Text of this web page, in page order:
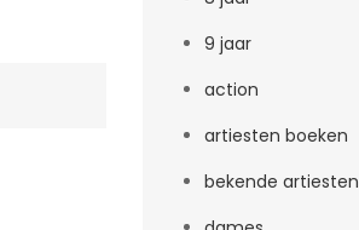
9 jaar
action
artiesten boeken
bekende artiesten